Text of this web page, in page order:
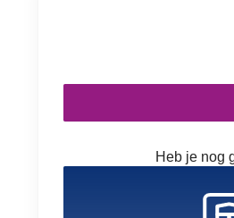
Heb je nog